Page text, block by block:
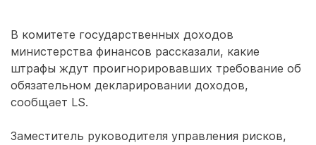
В комитете государственных доходов
министерства финансов рассказали, какие
штрафы ждут проигнорировавших требование об
обязательном декларировании доходов,
сообщает LS.
Заместитель руководителя управления рисков,